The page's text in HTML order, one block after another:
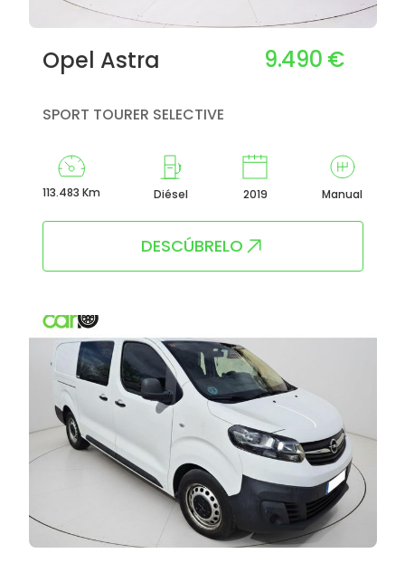
Opel Astra
SPORT TOURER SELECTIVE
9.490 €
113.483 Km Diésel 2019 Manual
DESCÚBRELO